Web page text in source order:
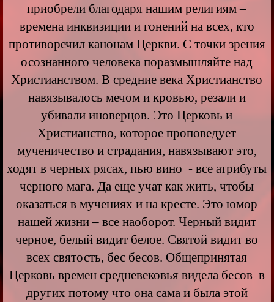
приобрели благодаря нашим религиям –
времена инквизиции и гонений на всех, кто
противоречил канонам Церкви. С точки зрения
осознанного человека поразмышляйте над
Христианством. В средние века Христианство
навязывалось мечом и кровью, резали и
убивали иноверцов. Это Церковь и
Христианство, которое проповедует
мученичество и страдания, навязывают это,
ходят в черных рясах, пью вино - все атрибуты
черного мага. Да еще учат как жить, чтобы
оказаться в мучениях и на кресте. Это юмор
нашей жизни – все наоборот. Черный видит
черное, белый видит белое. Святой видит во
всех святость, бес бесов. Общепринятая
Церковь времен средневековья видела бесов в
других потому что она сама и была этой